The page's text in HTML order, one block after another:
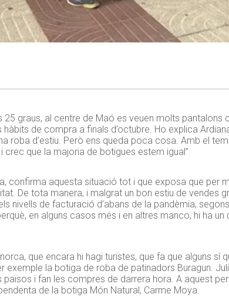
graus, al centre de Maó es veuen molts pantalons
de compra a finals d’octubre. Ho explica
roba d’estiu. Però ens queda poca cosa. Amb el
crec que la majoria de botigues estem igual”
confirma aquesta situació tot i que exposa que per
De tota manera, i malgrat un bon estiu de vendes
nivells de facturació d’abans de la pandèmia,
en alguns casos més i en altres manco, hi ha
que encara hi hagi turistes, que fa que alguns sí
la botiga de roba de patinadors Buragun.
i fan les compres de darrera hora. A aquest
de la botiga Món Natural, Carme Moya.